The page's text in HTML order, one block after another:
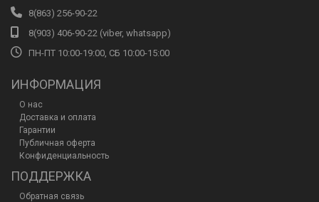
8(863) 256-90-22
8(903) 406-90-22 (viber, whatsapp)
ПН-ПТ 10:00-19:00, СБ 10:00-15:00
ИНФОРМАЦИЯ
О нас
Доставка и оплата
Гарантии
Публичная оферта
Конфиденциальность
ПОДДЕРЖКА
Обратная связь